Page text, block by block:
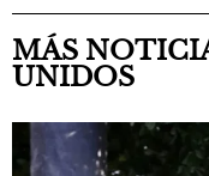
MÁS
UNIDOS